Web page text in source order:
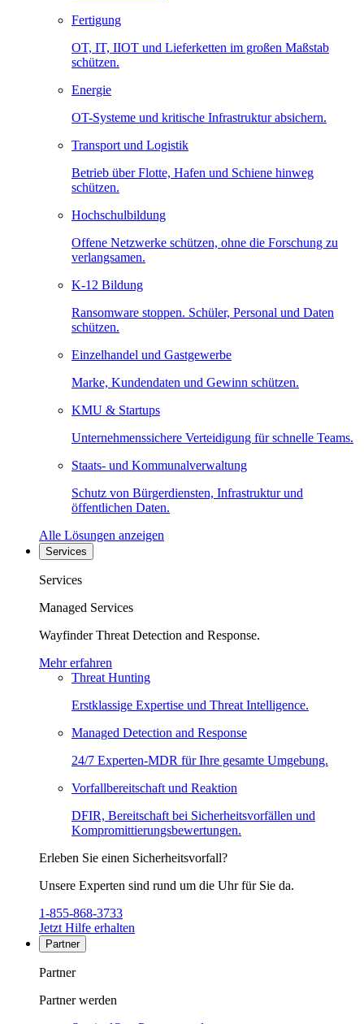
Fertigung
OT, IT, IIOT und Lieferketten im großen Maßstab
schützen.
Energie
OT-Systeme und kritische Infrastruktur absichern.
Transport und Logistik
Betrieb über Flotte, Hafen und Schiene hinweg
schützen.
Hochschulbildung
Offene Netzwerke schützen, ohne die Forschung zu
verlangsamen.
K-12 Bildung
Ransomware stoppen. Schüler, Personal und Daten
schützen.
Einzelhandel und Gastgewerbe
Marke, Kundendaten und Gewinn schützen.
KMU & Startups
Unternehmenssichere Verteidigung für schnelle Teams.
Staats- und Kommunalverwaltung
Schutz von Bürgerdiensten, Infrastruktur und
öffentlichen Daten.
Alle Lösungen anzeigen
Services
Services
Managed Services
Wayfinder Threat Detection and Response.
Mehr erfahren
Threat Hunting
Erstklassige Expertise und Threat Intelligence.
Managed Detection and Response
24/7 Experten-MDR für Ihre gesamte Umgebung.
Vorfallbereitschaft und Reaktion
DFIR, Bereitschaft bei Sicherheitsvorfällen und
Kompromittierungsbewertungen.
Erleben Sie einen Sicherheitsvorfall?
Unsere Experten sind rund um die Uhr für Sie da.
1-855-868-3733
Jetzt Hilfe erhalten
Partner
Partner
Partner werden